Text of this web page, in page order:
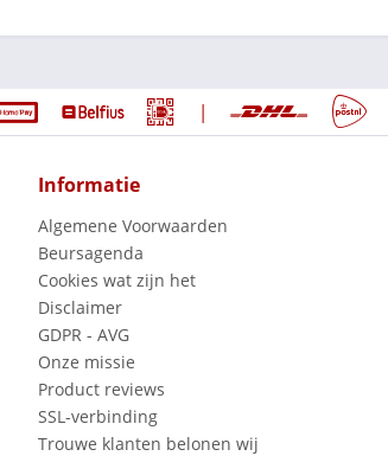
|
Informatie
Algemene Voorwaarden
Beursagenda
Cookies wat zijn het
Disclaimer
GDPR - AVG
Onze missie
Product reviews
SSL-verbinding
Trouwe klanten belonen wij